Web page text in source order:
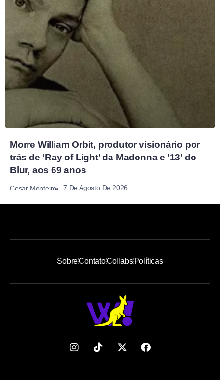
Morre William Orbit, produtor visionário por
trás de ‘Ray of Light’ da Madonna e ’13’ do
Blur, aos 69 anos
Cesar Monteiro 7 De Agosto De 2026
SobreContatoCollabsPolíticas